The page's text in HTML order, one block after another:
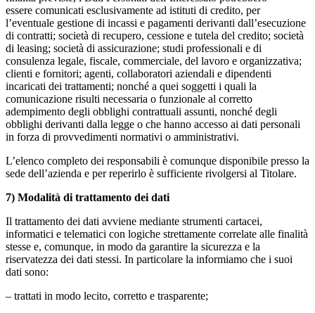
essere comunicati esclusivamente ad istituti di credito, per
l’eventuale gestione di incassi e pagamenti derivanti dall’esecuzione
di contratti; società di recupero, cessione e tutela del credito; società
di leasing; società di assicurazione; studi professionali e di
consulenza legale, fiscale, commerciale, del lavoro e organizzativa;
clienti e fornitori; agenti, collaboratori aziendali e dipendenti
incaricati dei trattamenti; nonché a quei soggetti i quali la
comunicazione risulti necessaria o funzionale al corretto
adempimento degli obblighi contrattuali assunti, nonché degli
obblighi derivanti dalla legge o che hanno accesso ai dati personali
in forza di provvedimenti normativi o amministrativi.
L’elenco completo dei responsabili è comunque disponibile presso la
sede dell’azienda e per reperirlo è sufficiente rivolgersi al Titolare.
7) Modalità di trattamento dei dati
Il trattamento dei dati avviene mediante strumenti cartacei,
informatici e telematici con logiche strettamente correlate alle finalità
stesse e, comunque, in modo da garantire la sicurezza e la
riservatezza dei dati stessi. In particolare la informiamo che i suoi
dati sono:
– trattati in modo lecito, corretto e trasparente;